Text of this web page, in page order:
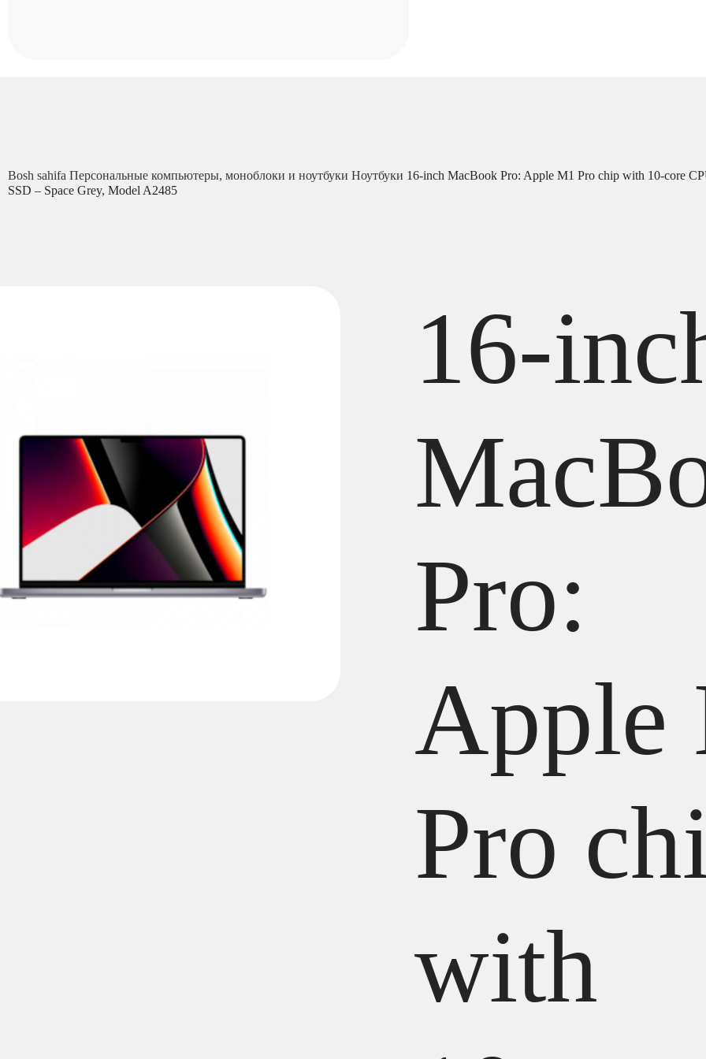
Bosh sahifa Персональные компьютеры, моноблоки и ноутбуки Ноутбуки 16-inch MacBook Pro: Apple M1 Pro chip with 10‑core
SSD – Space Grey, Model A2485
16-
Pro:
Apple
Pro
with